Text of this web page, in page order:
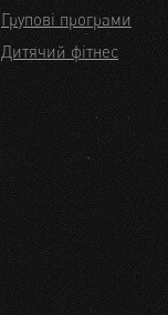
Групові програми
Дитячий фітнес